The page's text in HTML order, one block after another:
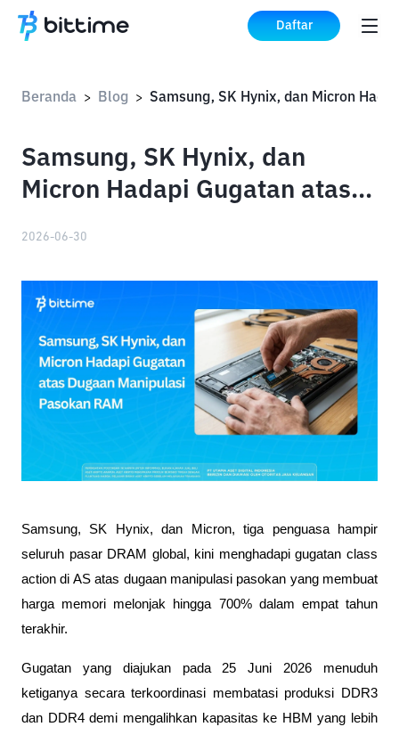
Daftar
Beranda > Blog >
Samsung, SK Hynix, dan
Micron Hadapi Gugatan atas
2026-06-30
Samsung, SK Hynix, dan Micron, tiga penguasa hampir
seluruh pasar DRAM global, kini menghadapi gugatan class
action di AS atas dugaan manipulasi pasokan yang membuat
harga memori melonjak hingga 700% dalam empat tahun
terakhir.
Gugatan yang diajukan pada 25 Juni 2026 menuduh
ketiganya secara terkoordinasi membatasi produksi DDR3
dan DDR4 demi mengalihkan kapasitas ke HBM yang lebih